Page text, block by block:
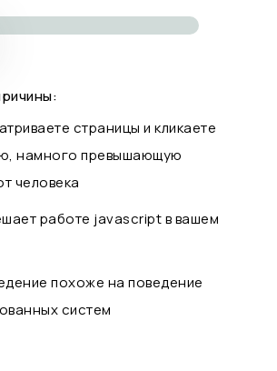
страницы и кликаете
намного превышающую
человека
работе javascript в вашем
похоже на поведение
систем